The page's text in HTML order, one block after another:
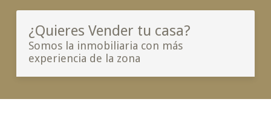
¿Quieres Vender tu casa?
Somos la inmobiliaria con más
experiencia de la zona